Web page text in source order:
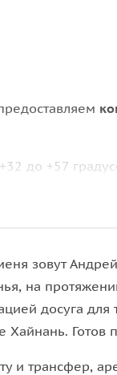
до +57
На
зовут
на
досуга для
Хайнань. Готов
и трансфер,